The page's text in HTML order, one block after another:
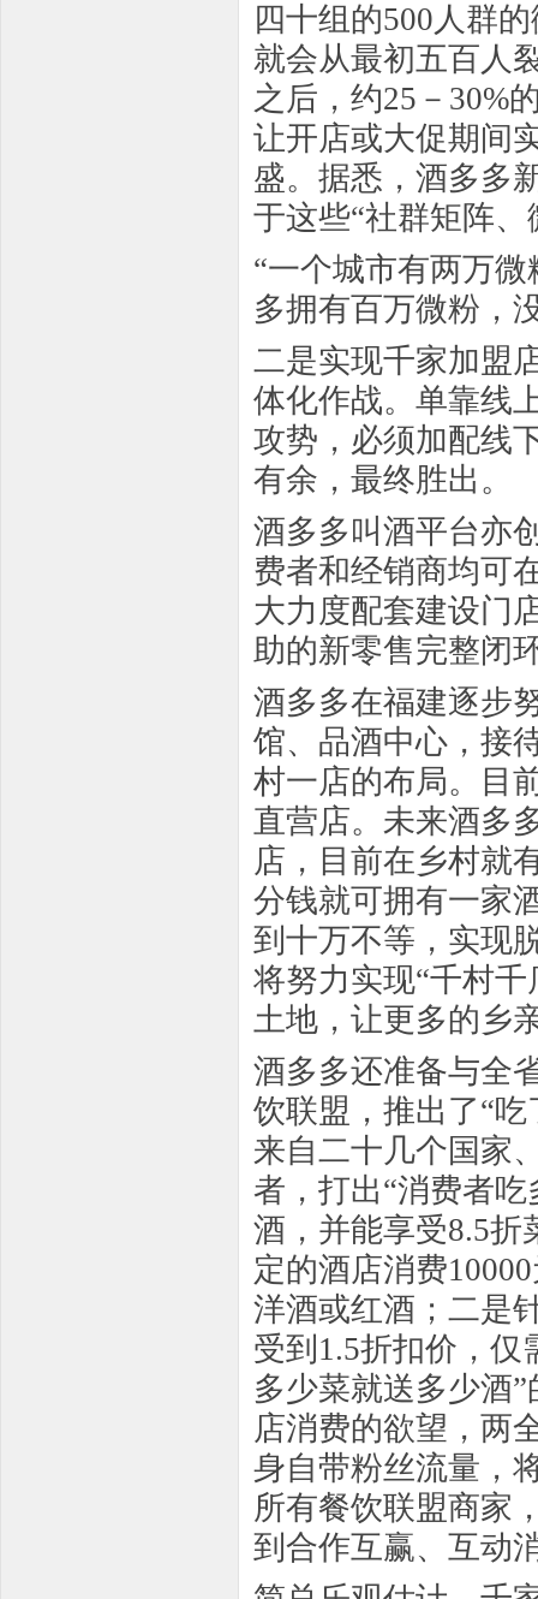
四十组的500人群
就会从最初五百人
之后，约25－30%
让开店或大促期间
盛。据悉，酒多多
于这些“社群矩阵
“一个城市有两万
多拥有百万微粉，
二是实现千家加盟
体化作战。单靠线
攻势，必须加配线
有余，最终胜出。
酒多多叫酒平台亦
费者和经销商均可
大力度配套建设门
助的新零售完整闭
酒多多在福建逐步
馆、品酒中心，接
村一店的布局。目
直营店。未来酒多
店，目前在乡村就
分钱就可拥有一家
到十万不等，实现
将努力实现“千村
土地，让更多的乡
酒多多还准备与全
饮联盟，推出了“
来自二十几个国家
者，打出“消费者
酒，并能享受8.5折
定的酒店消费
洋酒或红酒；二是
受到1.5折扣价，仅
多少菜就送多少酒
店消费的欲望，两
身自带粉丝流量，
所有餐饮联盟商家
到合作互赢、互动